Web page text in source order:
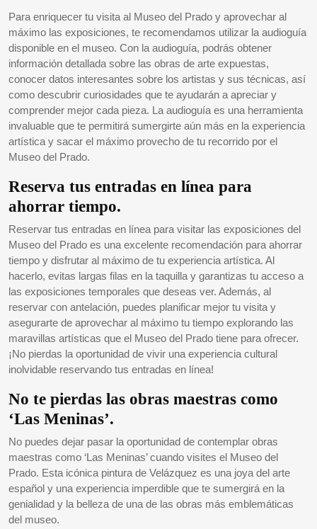
Para enriquecer tu visita al Museo del Prado y aprovechar al
máximo las exposiciones, te recomendamos utilizar la audioguía
disponible en el museo. Con la audioguía, podrás obtener
información detallada sobre las obras de arte expuestas,
conocer datos interesantes sobre los artistas y sus técnicas, así
como descubrir curiosidades que te ayudarán a apreciar y
comprender mejor cada pieza. La audioguía es una herramienta
invaluable que te permitirá sumergirte aún más en la experiencia
artística y sacar el máximo provecho de tu recorrido por el
Museo del Prado.
Reserva tus entradas en línea para
ahorrar tiempo.
Reservar tus entradas en línea para visitar las exposiciones del
Museo del Prado es una excelente recomendación para ahorrar
tiempo y disfrutar al máximo de tu experiencia artística. Al
hacerlo, evitas largas filas en la taquilla y garantizas tu acceso a
las exposiciones temporales que deseas ver. Además, al
reservar con antelación, puedes planificar mejor tu visita y
asegurarte de aprovechar al máximo tu tiempo explorando las
maravillas artísticas que el Museo del Prado tiene para ofrecer.
¡No pierdas la oportunidad de vivir una experiencia cultural
inolvidable reservando tus entradas en línea!
No te pierdas las obras maestras como
‘Las Meninas’.
No puedes dejar pasar la oportunidad de contemplar obras
maestras como ‘Las Meninas’ cuando visites el Museo del
Prado. Esta icónica pintura de Velázquez es una joya del arte
español y una experiencia imperdible que te sumergirá en la
genialidad y la belleza de una de las obras más emblemáticas
del museo.